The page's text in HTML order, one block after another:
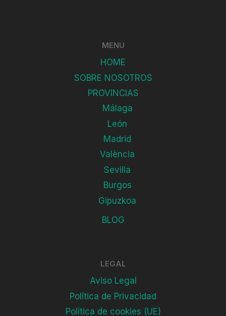
MENU
HOME
SOBRE NOSOTROS
PROVINCIAS
Málaga
León
Madrid
València
Sevilla
Burgos
Gipuzkoa
BLOG
LEGAL
Aviso Legal
Política de Privacidad
Política de cookies (UE)